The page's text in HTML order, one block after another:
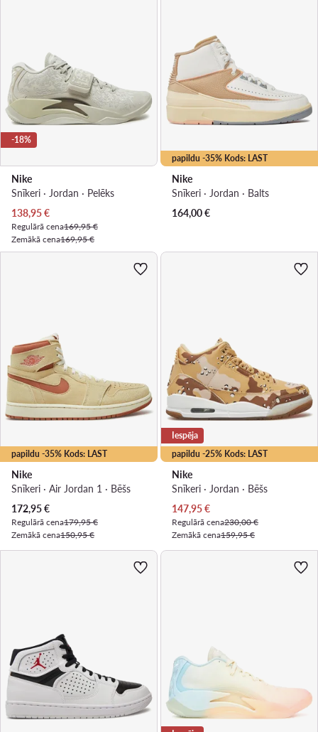
-18%
Nike
Snīkeri · Jordan · Pelēks
Pašreizējā cena
138,95€
Regulārā cena169,95 €
Zemākā cena169,95 €
papildu -35% Kods: LAST
Nike
Snīkeri · Jordan · Balts
164,00€
papildu -35% Kods: LAST
Nike
Snīkeri · Air Jordan 1 · Bēšs
Pašreizējā cena
172,95€
Regulārā cena179,95 €
Zemākā cena150,95 €
papildu -25% Kods: LAST
Iespēja
Nike
Snīkeri · Jordan · Bēšs
Pašreizējā cena
147,95€
Regulārā cena230,00 €
Zemākā cena159,95 €